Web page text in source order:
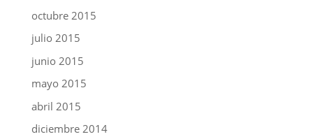
octubre 2015
julio 2015
junio 2015
mayo 2015
abril 2015
diciembre 2014